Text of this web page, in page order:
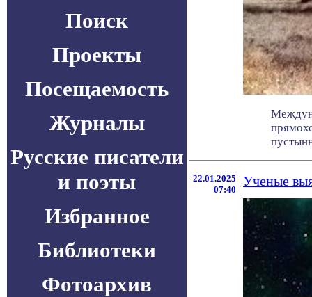
Поиск
Проекты
Посещаемость
Журналы
Русские писатели
и поэты
Избранное
Библиотеки
Фотоархив
22.01.2025
07:40
Ученые